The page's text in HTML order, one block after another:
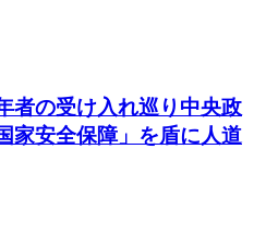
者の受け入れ巡り中央政
家安全保障」を盾に人道